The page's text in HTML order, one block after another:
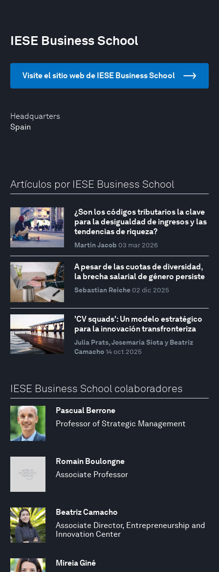
Headquarters
Spain
IESE Business School
Visite el sitio web de IESE Business School
Artículos por IESE Business School
¿Son los códigos tributarios la clave
para la desigualdad de ingresos y las
tendencias de riqueza?
Martin Jacob 03 mar 2026
A pesar de las cuotas de diversidad,
la brecha salarial de género persiste
Sebastian Reiche 02 dic 2025
'CV squads': Un modelo estratégico
para la innovación transfronteriza
Julia Prats, Josemaria Siota y Beatriz
Camacho 14 oct 2025
IESE Business School colaboradores
Pascual Berrone
Professor of Strategic Management
Romain Boulongne
Associate Professor
Beatriz Camacho
Associate Director, Entrepreneurship and
Innovation Center
Mireia Giné